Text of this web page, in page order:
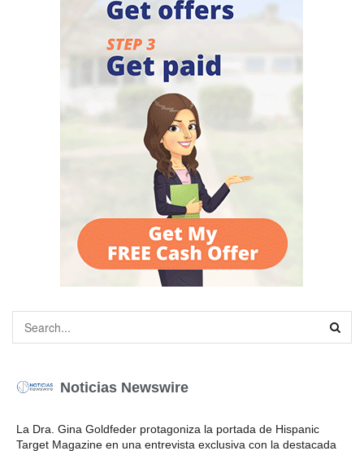
Noticias Newswire
La Dra. Gina Goldfeder protagoniza la portada de Hispanic
Target Magazine en una entrevista exclusiva con la destacada